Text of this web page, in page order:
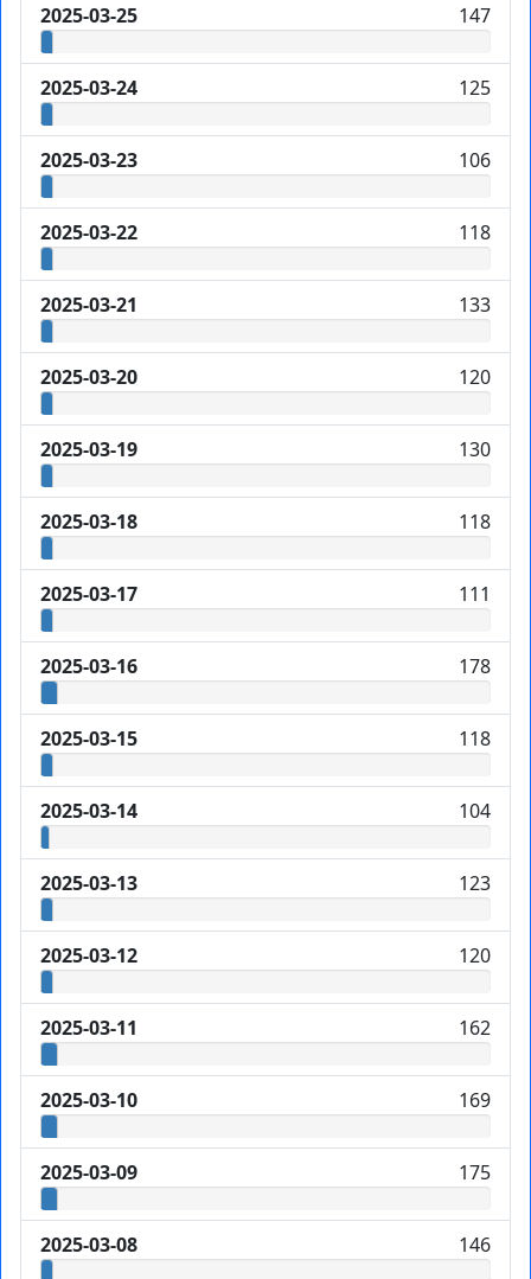
2025-03-25 147
2025-03-24 125
2025-03-23 106
2025-03-22 118
2025-03-21 133
2025-03-20 120
2025-03-19 130
2025-03-18 118
2025-03-17 111
2025-03-16 178
2025-03-15 118
2025-03-14 104
2025-03-13 123
2025-03-12 120
2025-03-11 162
2025-03-10 169
2025-03-09 175
2025-03-08 146